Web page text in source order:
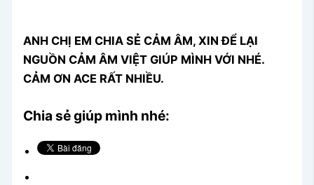
ANH CHỊ EM CHIA SẺ CẢM ÂM, XIN ĐỂ LẠI
NGUỒN CẢM ÂM VIỆT GIÚP MÌNH VỚI NHÉ.
CẢM ƠN ACE RẤT NHIỀU.
Chia sẻ giúp mình nhé: